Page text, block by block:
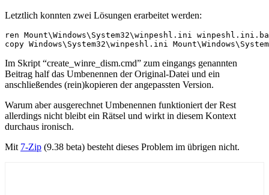
Letztlich konnten zwei Lösungen erarbeitet werden:
ren Mount\Windows\System32\winpeshl.ini
copy Windows\System32\winpeshl.ini
Im Skript “create_winre_dism.cmd” zum eingangs genannten
Beitrag half das Umbenennen der Original-Datei und ein
anschließendes (rein)kopieren der angepassten Version.
Warum aber ausgerechnet Umbenennen funktioniert der Rest
allerdings nicht bleibt ein Rätsel und wirkt in diesem Kontext
durchaus ironisch.
Mit 7-Zip (9.38 beta) besteht dieses Problem im übrigen nicht.